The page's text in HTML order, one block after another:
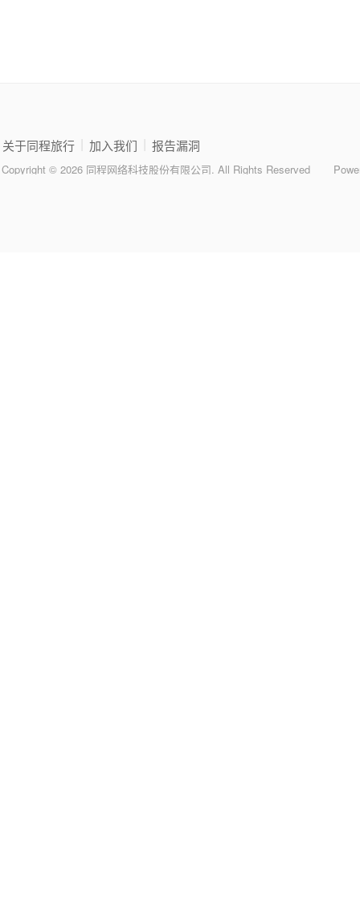
关于同程旅行 加入我们 报告漏洞
Copyright © 2026 同程网络科技股份有限公司. All Rights Reserved